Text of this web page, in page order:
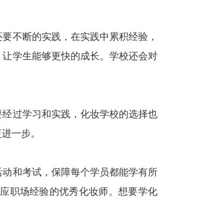
不断的实践，在实践中累积经验，
学生能够更快的成长。学校还会对
过学习和实践，化妆学校的选择也
一步。
和考试，保障每个学员都能学有所
职场经验的优秀化妆师。想要学化